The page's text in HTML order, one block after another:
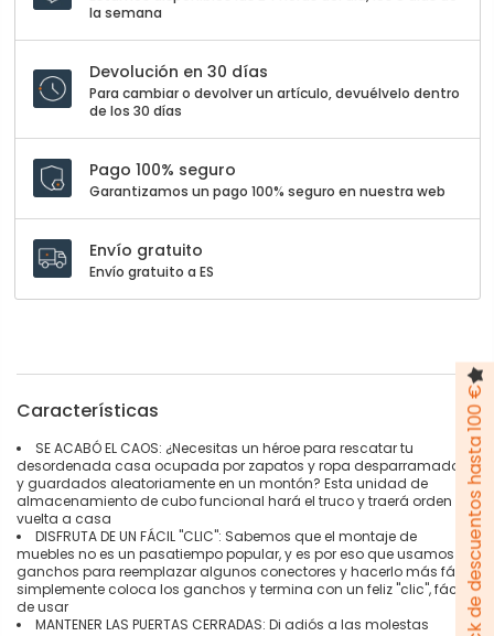
la semana
Devolución en 30 días
Para cambiar o devolver un artículo, devuélvelo dentro
de los 30 días
Pago 100% seguro
Garantizamos un pago 100% seguro en nuestra web
Envío gratuito
Envío gratuito a ES
Características
SE ACABÓ EL CAOS: ¿Necesitas un héroe para rescatar tu
desordenada casa ocupada por zapatos y ropa desparramados
y guardados aleatoriamente en un montón? Esta unidad de
almacenamiento de cubo funcional hará el truco y traerá orden de
vuelta a casa
DISFRUTA DE UN FÁCIL "CLIC": Sabemos que el montaje de
muebles no es un pasatiempo popular, y es por eso que usamos
ganchos para reemplazar algunos conectores y hacerlo más fácil;
simplemente coloca los ganchos y termina con un feliz "clic", fácil
de usar
MANTENER LAS PUERTAS CERRADAS: Di adiós a las molestas
Pack de descuentos hasta 100 €